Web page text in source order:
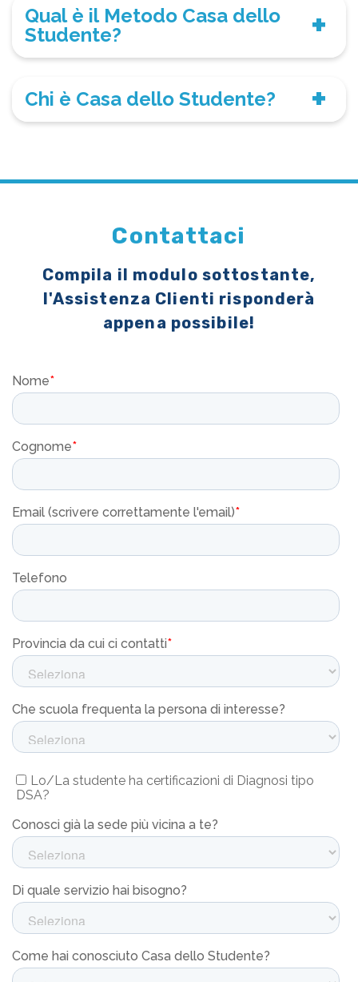
Qual è il Metodo Casa dello
Studente?
Chi è Casa dello Studente?
Contattaci
Compila il modulo sottostante,
l'Assistenza Clienti risponderà
appena possibile!